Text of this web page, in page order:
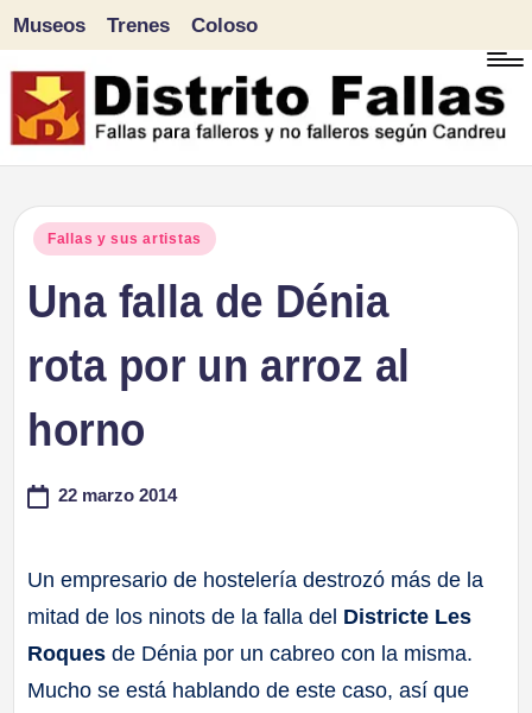
Saltar
al
Museos Trenes Coloso
Publicado
Fallas y sus artistas
Una falla de Dénia
rota por un arroz al
horno
22 marzo 2014
Un empresario de hostelería destrozó más de la
mitad de los ninots de la falla del Districte Les
Roques de Dénia por un cabreo con la misma.
Mucho se está hablando de este caso, así que